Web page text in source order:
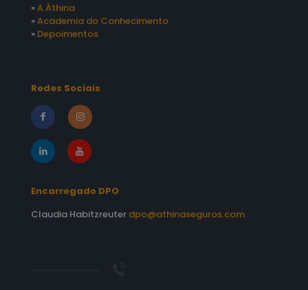
»A Áthina
»Academia do Conhecimento
» Depoimentos
Redes Sociais
Encarregado DPO
Claudia Habitzreuter dpo@athinaseguros.com